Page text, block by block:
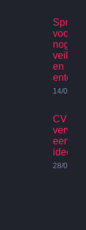
voor
nog
veilig
en
14/07/
CV
een
idee?
28/06/